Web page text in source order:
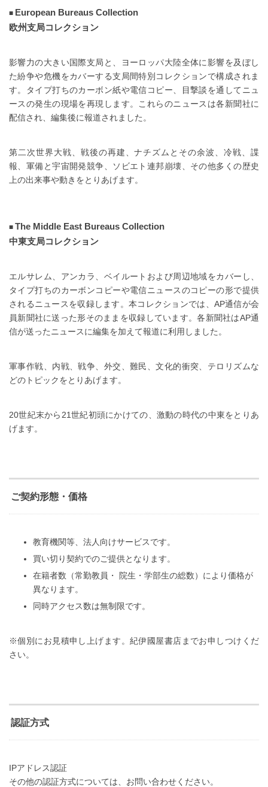
European Bureaus Collection
欧州支局コレクション
影響力の大きい国際支局と、ヨーロッパ大陸全体に影響を及ぼし
た紛争や危機をカバーする支局間特別コレクションで構成されま
す。タイプ打ちのカーボン紙や電信コピー、目撃談を通してニュ
ースの発生の現場を再現します。これらのニュースは各新聞社に
配信され、編集後に報道されました。
第二次世界大戦、戦後の再建、ナチズムとその余波、冷戦、諜
報、軍備と宇宙開発競争、ソビエト連邦崩壊、その他多くの歴史
上の出来事や動きをとりあげます。
The Middle East Bureaus Collection
中東支局コレクション
エルサレム、アンカラ、ベイルートおよび周辺地域をカバーし、
タイプ打ちのカーボンコピーや電信ニュースのコピーの形で提供
されるニュースを収録します。本コレクションでは、AP通信が会
員新聞社に送った形そのままを収録しています。各新聞社はAP通
信が送ったニュースに編集を加えて報道に利用しました。
軍事作戦、内戦、戦争、外交、難民、文化的衝突、テロリズムな
どのトピックをとりあげます。
20世紀末から21世紀初頭にかけての、激動の時代の中東をとりあ
げます。
ご契約形態・価格
教育機関等、法人向けサービスです。
買い切り契約でのご提供となります。
在籍者数（常勤教員・ 院生・学部生の総数）により価格が
異なります。
同時アクセス数は無制限です。
※個別にお見積申し上げます。紀伊國屋書店までお申しつけくだ
さい。
認証方式
IPアドレス認証
その他の認証方式については、お問い合わせください。